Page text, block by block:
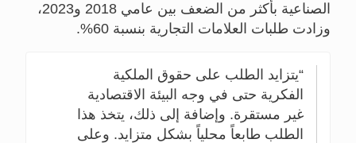
الصناعية بأكثر من الضعف بين عامي 2018 و2023،
وزادت طلبات العلامات التجارية بنسبة 60%.
يتزايد الطلب على حقوق الملكية
الفكرية حتى في وجه البيئة الاقتصادية
غير مستقرة. وإضافة إلى ذلك، يتخذ هذا
الطلب طابعاً محلياً بشكل متزايد. وعلى